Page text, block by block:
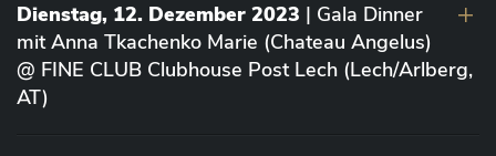
Dienstag, 12. Dezember 2023 | Gala Dinner
mit Anna Tkachenko Marie (Chateau Angelus)
@ FINE CLUB Clubhouse Post Lech (Lech/Arlberg,
AT)